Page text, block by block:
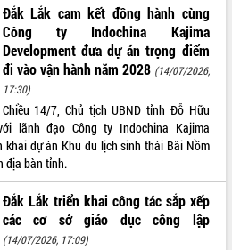
với
Đắk Lắk cam kết đồng hành cùng
Công ty Indochina Kajima
Development đưa dự án trọng điểm
đi vào vận hành năm 2028 (14/07/2026,
17:30)
Chiều 14/7, Chủ tịch UBND tỉnh Đỗ Hữu
lãnh đạo Công ty Indochina Kajima
khai dự án Khu du lịch sinh thái Bãi Nồm
địa bàn tỉnh.
Đắk Lắk triển khai công tác sắp xếp
các cơ sở giáo dục công lập
(14/07/2026, 17:09)